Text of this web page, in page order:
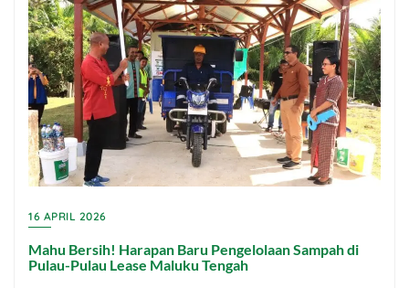
16 APRIL 2026
Mahu Bersih! Harapan Baru Pengelolaan Sampah di
Pulau-Pulau Lease Maluku Tengah